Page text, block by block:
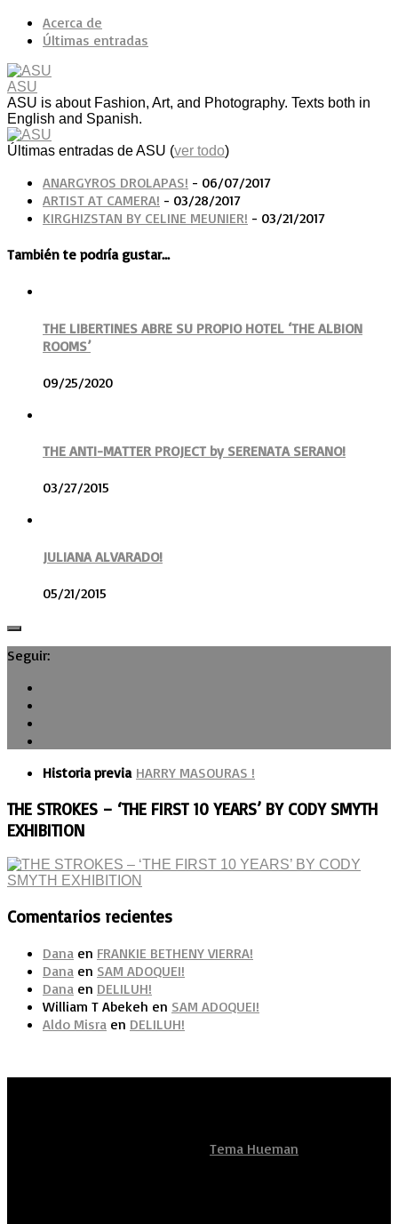
Acerca de
Últimas entradas
ASU
ASU is about Fashion, Art, and Photography. Texts both in
English and Spanish.
Últimas entradas de ASU (ver todo)
ANARGYROS DROLAPAS! - 06/07/2017
ARTIST AT CAMERA! - 03/28/2017
KIRGHIZSTAN BY CELINE MEUNIER! - 03/21/2017
También te podría gustar...
THE LIBERTINES ABRE SU PROPIO HOTEL ‘THE ALBION
ROOMS’
09/25/2020
THE ANTI-MATTER PROJECT by SERENATA SERANO!
03/27/2015
JULIANA ALVARADO!
05/21/2015
Seguir:
Historia previa HARRY MASOURAS !
THE STROKES – ‘THE FIRST 10 YEARS’ BY CODY SMYTH
EXHIBITION
Comentarios recientes
Dana en FRANKIE BETHENY VIERRA!
Dana en SAM ADOQUEI!
Dana en DELILUH!
William T Abekeh en SAM ADOQUEI!
Aldo Misra en DELILUH!
Tema Hueman